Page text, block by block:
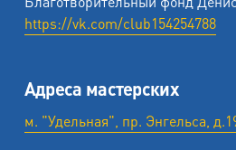
https://vk.com/club154254788
Адреса мастерских
м. "Удельная", пр. Энгельса,